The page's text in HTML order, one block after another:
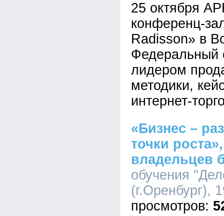
25 октября
конференц-
Radisson» в
Федеральный
лидером
методики,
интернет-
«Бизнес –
точки
владельцев
обучения
(г.Оренбург),